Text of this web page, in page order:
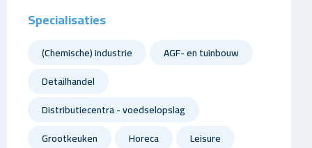
Specialisaties
(Chemische) industrie
AGF- en tuinbouw
Detailhandel
Distributiecentra - voedselopslag
Grootkeuken
Horeca
Leisure